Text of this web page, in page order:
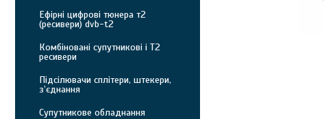
Ефірні цифрові тюнера т2
(ресивери) dvb-t2
Комбіновані супутникові і Т2
ресивери
Підсілювачи сплітери, штекери,
з’єднання
Супутникове обладнання